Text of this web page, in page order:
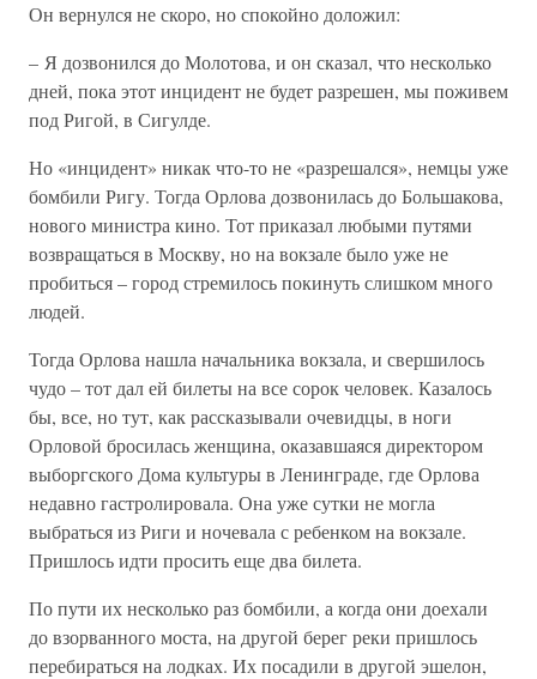
Он вернулся не скоро, но спокойно доложил:
– Я дозвонился до Молотова, и он сказал, что несколько
дней, пока этот инцидент не будет разрешен, мы поживем
под Ригой, в Сигулде.
Но «инцидент» никак что-то не «разрешался», немцы уже
бомбили Ригу. Тогда Орлова дозвонилась до Большакова,
нового министра кино. Тот приказал любыми путями
возвращаться в Москву, но на вокзале было уже не
пробиться – город стремилось покинуть слишком много
людей.
Тогда Орлова нашла начальника вокзала, и свершилось
чудо – тот дал ей билеты на все сорок человек. Казалось
бы, все, но тут, как рассказывали очевидцы, в ноги
Орловой бросилась женщина, оказавшаяся директором
выборгского Дома культуры в Ленинграде, где Орлова
недавно гастролировала. Она уже сутки не могла
выбраться из Риги и ночевала с ребенком на вокзале.
Пришлось идти просить еще два билета.
По пути их несколько раз бомбили, а когда они доехали
до взорванного моста, на другой берег реки пришлось
перебираться на лодках. Их посадили в другой эшелон,